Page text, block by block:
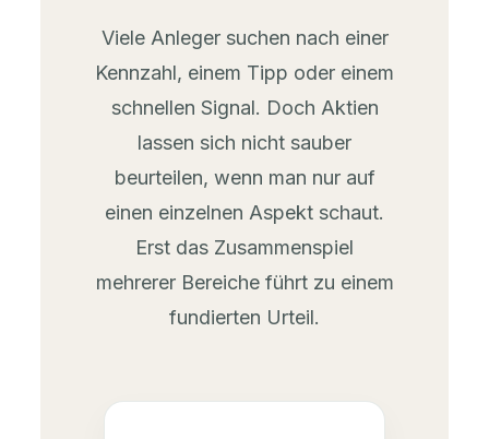
Viele Anleger suchen nach einer
Kennzahl, einem Tipp oder einem
schnellen Signal. Doch Aktien
lassen sich nicht sauber
beurteilen, wenn man nur auf
einen einzelnen Aspekt schaut.
Erst das Zusammenspiel
mehrerer Bereiche führt zu einem
fundierten Urteil.